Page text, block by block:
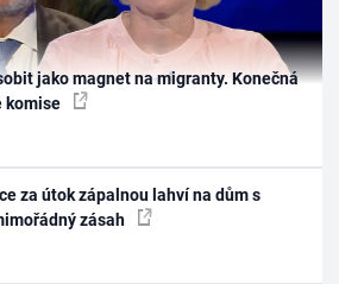
jako magnet na migranty. Konečná
komise
za útok zápalnou lahví na dům s
zásah